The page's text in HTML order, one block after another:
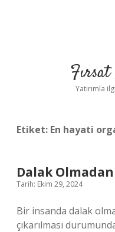
Yatırımla
Etiket: En hayati
Dalak Olmadan
Tarih: Ekim 29, 2024
Bir insanda dalak
çıkarılması